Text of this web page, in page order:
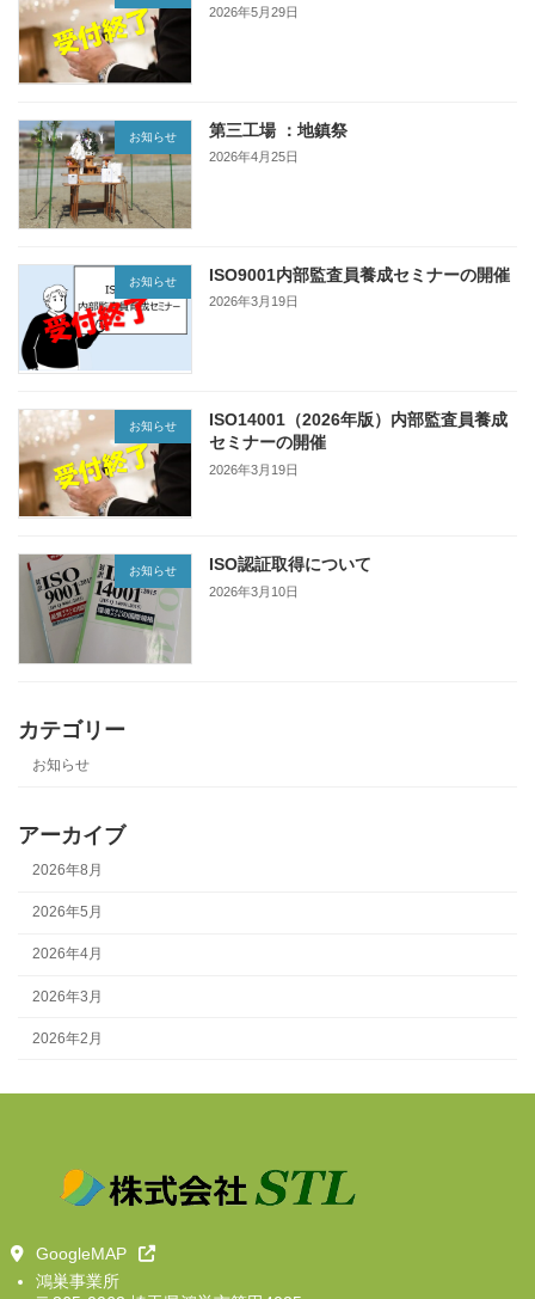
2026年5月29日
お知らせ 第三工場 ：地鎮祭
2026年4月25日
お知らせ ISO9001内部監査員養成セミナーの開催
2026年3月19日
お知らせ
ISO14001（2026年版）内部監査員養成
セミナーの開催
2026年3月19日
お知らせ ISO認証取得について
2026年3月10日
カテゴリー
お知らせ
アーカイブ
2026年8月
2026年5月
2026年4月
2026年3月
2026年2月
GoogleMAP
鴻巣事業所